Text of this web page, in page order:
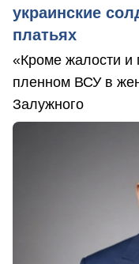
украинские
платьях
«Кроме жалости
пленном ВСУ в
Залужного